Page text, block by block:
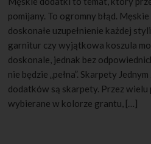
pomijany. To ogromny błąd.
doskonałe uzupełnienie każdej
garnitur czy wyjątkowa koszula
doskonale, jednak bez
nie będzie „pełna”. Skarpety
dodatków są skarpety. Przez wielu
wybierane w kolorze grantu, […]